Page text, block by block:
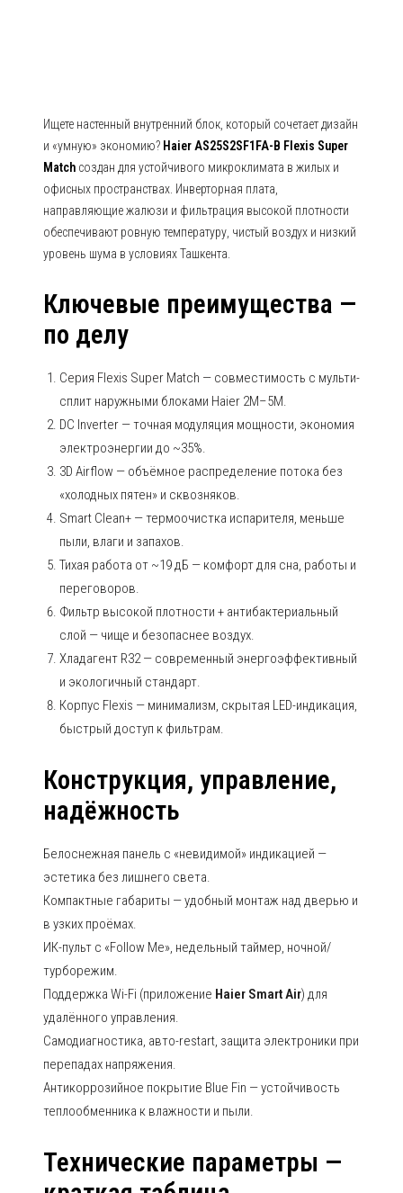
Ищете настенный внутренний блок, который сочетает дизайн
и «умную» экономию? Haier AS25S2SF1FA-B Flexis Super
Match создан для устойчивого микроклимата в жилых и
офисных пространствах. Инверторная плата,
направляющие жалюзи и фильтрация высокой плотности
обеспечивают ровную температуру, чистый воздух и низкий
уровень шума в условиях Ташкента.
Ключевые преимущества —
по делу
Серия Flexis Super Match — совместимость с мульти-
сплит наружными блоками Haier 2M–5M.
DC Inverter — точная модуляция мощности, экономия
электроэнергии до ~35%.
3D Airflow — объёмное распределение потока без
«холодных пятен» и сквозняков.
Smart Clean+ — термоочистка испарителя, меньше
пыли, влаги и запахов.
Тихая работа от ~19 дБ — комфорт для сна, работы и
переговоров.
Фильтр высокой плотности + антибактериальный
слой — чище и безопаснее воздух.
Хладагент R32 — современный энергоэффективный
и экологичный стандарт.
Корпус Flexis — минимализм, скрытая LED-индикация,
быстрый доступ к фильтрам.
Конструкция, управление,
надёжность
Белоснежная панель с «невидимой» индикацией —
эстетика без лишнего света.
Компактные габариты — удобный монтаж над дверью и
в узких проёмах.
ИК-пульт с «Follow Me», недельный таймер, ночной/
турборежим.
Поддержка Wi-Fi (приложение Haier Smart Air) для
удалённого управления.
Самодиагностика, авто-restart, защита электроники при
перепадах напряжения.
Антикоррозийное покрытие Blue Fin — устойчивость
теплообменника к влажности и пыли.
Технические параметры —